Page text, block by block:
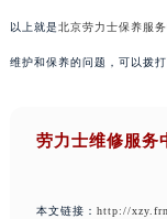
以上就是北京劳力士保养服
维护和保养的问题，可以拨
劳力士维修服务
本文链接： http://